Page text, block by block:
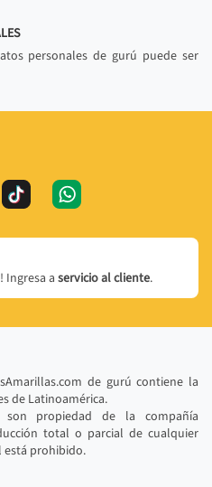
personales de gurú puede ser
Ingresa a servicio al cliente.
de gurú contiene la
de Latinoamérica.
son propiedad de la compañía
total o parcial de cualquier
está prohibido.